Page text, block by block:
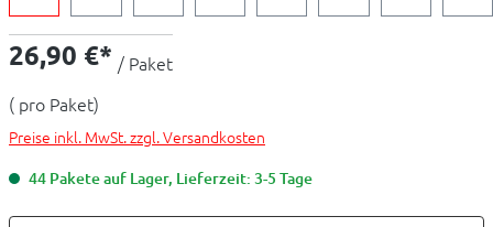
26,90 €* / Paket
( pro Paket)
Preise inkl. MwSt. zzgl. Versandkosten
44 Pakete auf Lager, Lieferzeit: 3-5 Tage